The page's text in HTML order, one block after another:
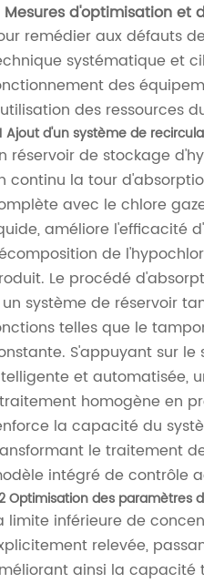
Mesures d'optimisation et
remédier aux défauts
systématique et
des
des ressources
Ajout d'un système de
réservoir de stockage
continu la tour
avec le chlore
améliore l'efficacité
de
Le procédé
système de réservoir
telles que le
S'appuyant sur
et automatisée,
homogène en
la capacité du
le traitement
intégré de contrôle
Optimisation des paramètres
limite inférieure de
relevée,
ainsi la capacité